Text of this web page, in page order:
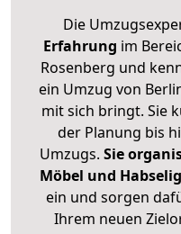
Die
Erfahrung im
Rosenberg und
ein Umzug von
mit sich bringt. Sie
der Planung bis
Umzugs. Sie
Möbel und
ein und sorgen
Ihrem neuen